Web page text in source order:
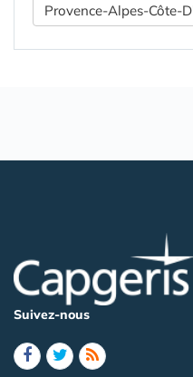
Provence-Alpes-Côte-
Suivez-nous